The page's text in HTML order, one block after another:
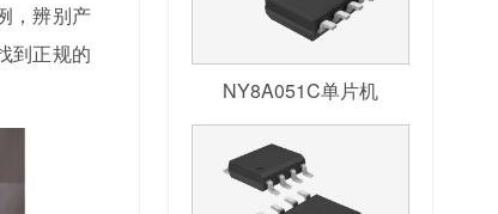
，辨别产
到正规的
NY8A051C单片机